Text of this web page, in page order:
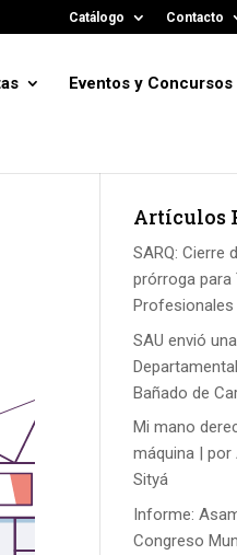
Catálogo Contacto
Eventos y Concursos
Artículos
SARQ: Cierre
prórroga para
Profesionales
SAU envió
Bañado de
Mi mano
máquina | por
Sityá
Informe:
Congreso